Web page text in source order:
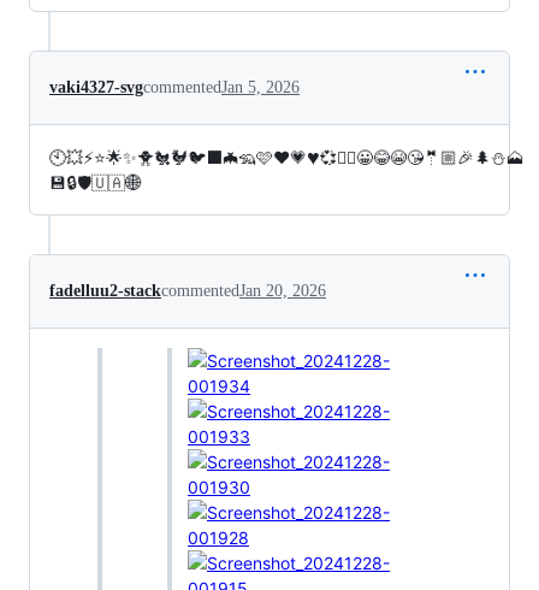
vaki4327-svgcommentedJan 5, 2026
🕙💥⚡⭐🌟✨🐥🐔🐓🐦‍⬛🦇🦡🩷❤️💗♥️💞❤️‍🔥😀😂😭😘🤵🏼🎉🌲⛄🗻
💾🔒🛡️🇺🇦🌐
fadelluu2-stackcommentedJan 20, 2026